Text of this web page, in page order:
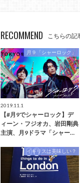
RECOMMEND こちらの記
月９「シャーロック」
2019.11.1
【#月9でシャーロック】デ
ィーン・フジオカ、岩田剛典
主演、月9ドラマ「シャー…
イギリスは美味しい？